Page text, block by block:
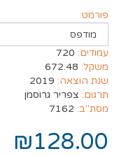
פורמט:
עמודים: 720
משקל: 672.48
שנת הוצאה: 2019
תרגום: צפריר גרוסמן
מסת"ב: 7162
₪128.00